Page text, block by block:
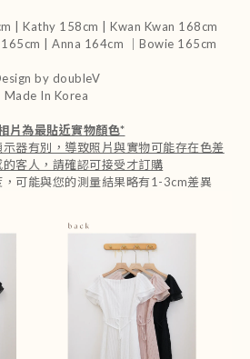
| Kathy 158cm |
Kwan Kwan 168cm
| Anna 164cm ｜Bowie 165cm
by doubleV
Made In Korea
片為最貼近實物顏色*
器有別，導致照片與實物可能存在色差
客人，請確認可接受才訂購
可能與您的測量結果略有1-3cm差異